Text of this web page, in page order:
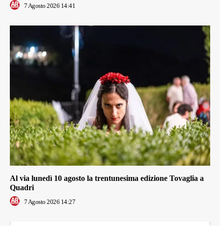
7 Agosto 2026 14:41
Al via lunedì 10 agosto la trentunesima edizione Tovaglia a
Quadri
7 Agosto 2026 14:27